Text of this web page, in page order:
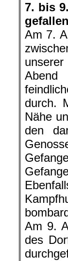
7. bis
gefallen
Am 7.
Abend
durch.
Nähe
den
Am 9.
des